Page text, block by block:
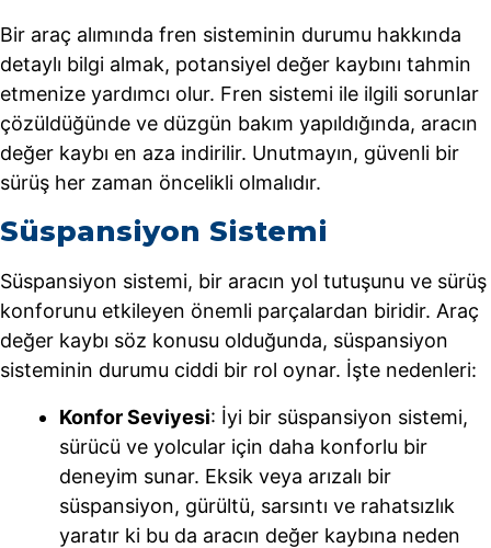
Bir araç alımında fren sisteminin durumu hakkında
detaylı bilgi almak, potansiyel değer kaybını tahmin
etmenize yardımcı olur. Fren sistemi ile ilgili sorunlar
çözüldüğünde ve düzgün bakım yapıldığında, aracın
değer kaybı en aza indirilir. Unutmayın, güvenli bir
sürüş her zaman öncelikli olmalıdır.
Süspansiyon Sistemi
Süspansiyon sistemi, bir aracın yol tutuşunu ve sürüş
konforunu etkileyen önemli parçalardan biridir. Araç
değer kaybı söz konusu olduğunda, süspansiyon
sisteminin durumu ciddi bir rol oynar. İşte nedenleri:
Konfor Seviyesi: İyi bir süspansiyon sistemi,
sürücü ve yolcular için daha konforlu bir
deneyim sunar. Eksik veya arızalı bir
süspansiyon, gürültü, sarsıntı ve rahatsızlık
yaratır ki bu da aracın değer kaybına neden